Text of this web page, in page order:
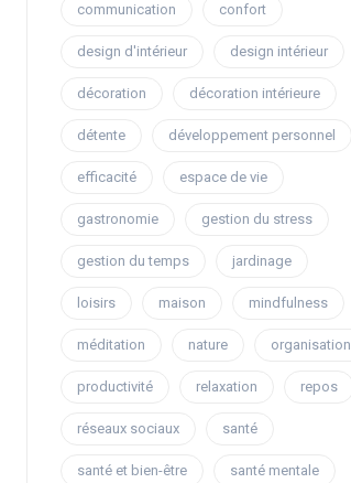
communication confort
design d'intérieur design intérieur
décoration décoration intérieure
détente développement personnel
efficacité espace de vie
gastronomie gestion du stress
gestion du temps jardinage
loisirs maison mindfulness
méditation nature organisation
productivité relaxation repos
réseaux sociaux santé
santé et bien-être santé mentale